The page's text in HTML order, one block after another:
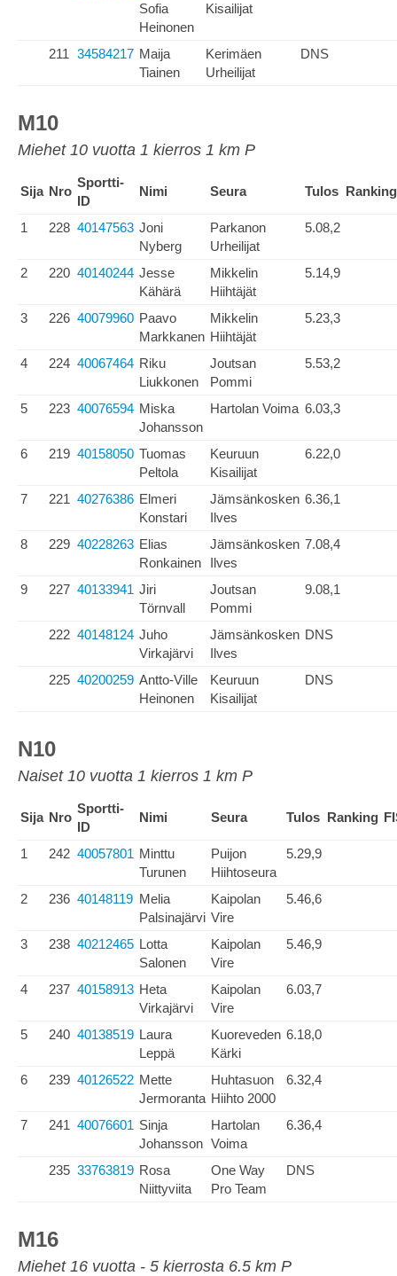
Sofia
Heinonen
Kisailijat
211 34584217 Maija
Tiainen
Kerimäen
Urheilijat
DNS
M10
Miehet 10 vuotta 1 kierros 1 km P
Sija Nro
Sportti-
ID
Nimi Seura Tulos Ranking
1 228 40147563 Joni
Nyberg
Parkanon
Urheilijat
5.08,2
2 220 40140244 Jesse
Kähärä
Mikkelin
Hiihtäjät
5.14,9
3 226 40079960 Paavo
Markkanen
Mikkelin
Hiihtäjät
5.23,3
4 224 40067464 Riku
Liukkonen
Joutsan
Pommi
5.53,2
5 223 40076594 Miska
Johansson
Hartolan Voima 6.03,3
6 219 40158050 Tuomas
Peltola
Keuruun
Kisailijat
6.22,0
7 221 40276386 Elmeri
Konstari
Jämsänkosken
Ilves
6.36,1
8 229 40228263 Elias
Ronkainen
Jämsänkosken
Ilves
7.08,4
9 227 40133941 Jiri
Törnvall
Joutsan
Pommi
9.08,1
222 40148124 Juho
Virkajärvi
Jämsänkosken
Ilves
DNS
225 40200259 Antto-Ville
Heinonen
Keuruun
Kisailijat
DNS
N10
Naiset 10 vuotta 1 kierros 1 km P
Sija Nro
Sportti-
ID
Nimi Seura Tulos Ranking
1 242 40057801 Minttu
Turunen
Puijon
Hiihtoseura
5.29,9
2 236 40148119 Melia
Palsinajärvi
Kaipolan
Vire
5.46,6
3 238 40212465 Lotta
Salonen
Kaipolan
Vire
5.46,9
4 237 40158913 Heta
Virkajärvi
Kaipolan
Vire
6.03,7
5 240 40138519 Laura
Leppä
Kuoreveden
Kärki
6.18,0
6 239 40126522 Mette
Jermoranta
Huhtasuon
Hiihto 2000
6.32,4
7 241 40076601 Sinja
Johansson
Hartolan
Voima
6.36,4
235 33763819 Rosa
Niittyviita
One Way
Pro Team
DNS
M16
Miehet 16 vuotta - 5 kierrosta 6.5 km P